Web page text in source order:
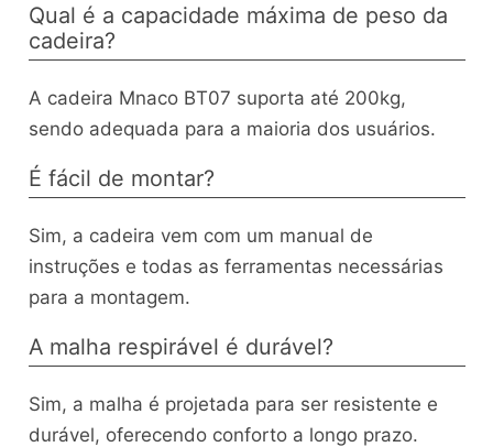
Qual é a capacidade máxima de peso da
cadeira?
A cadeira Mnaco BT07 suporta até 200kg,
sendo adequada para a maioria dos usuários.
É fácil de montar?
Sim, a cadeira vem com um manual de
instruções e todas as ferramentas necessárias
para a montagem.
A malha respirável é durável?
Sim, a malha é projetada para ser resistente e
durável, oferecendo conforto a longo prazo.